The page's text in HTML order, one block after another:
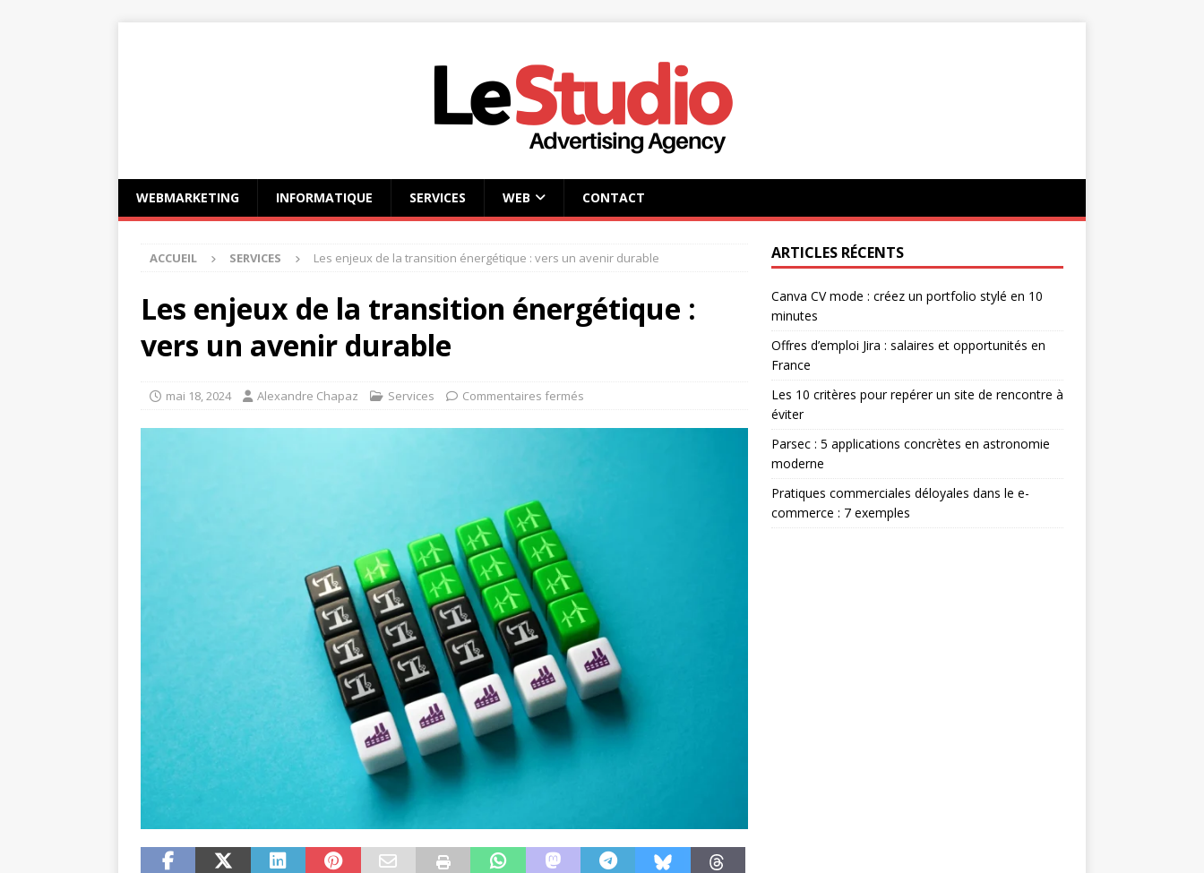
WEBMARKETING INFORMATIQUE SERVICES WEB CONTACT
ACCUEIL SERVICES Les enjeux de la transition énergétique : vers un avenir durable
Les enjeux de la transition énergétique :
vers un avenir durable
mai 18, 2024 Alexandre Chapaz Services Commentaires fermés
ARTICLES RÉCENTS
Canva CV mode : créez un portfolio stylé en 10
minutes
Offres d’emploi Jira : salaires et opportunités en
France
Les 10 critères pour repérer un site de rencontre à
éviter
Parsec : 5 applications concrètes en astronomie
moderne
Pratiques commerciales déloyales dans le e-
commerce : 7 exemples